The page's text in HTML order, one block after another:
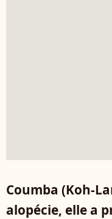
Coumba (Koh-
alopécie, elle a